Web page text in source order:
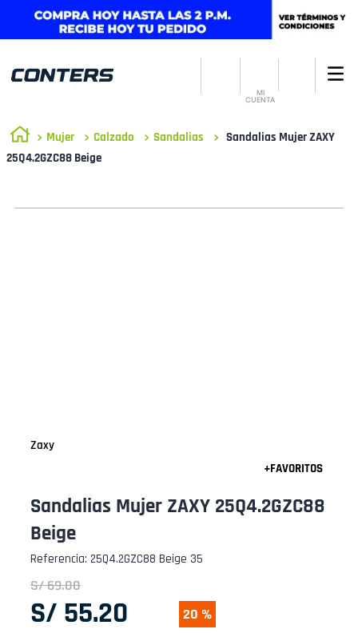
MI
CUENTA
Mujer Calzado Sandalias
Sandalias Mujer ZAXY
25Q4.2GZC88 Beige
Zaxy
Sandalias Mujer ZAXY 25Q4.2GZC88
Beige
Referencia: 25Q4.2GZC88 Beige 35
S/69.00
S/ 55.20 20 %